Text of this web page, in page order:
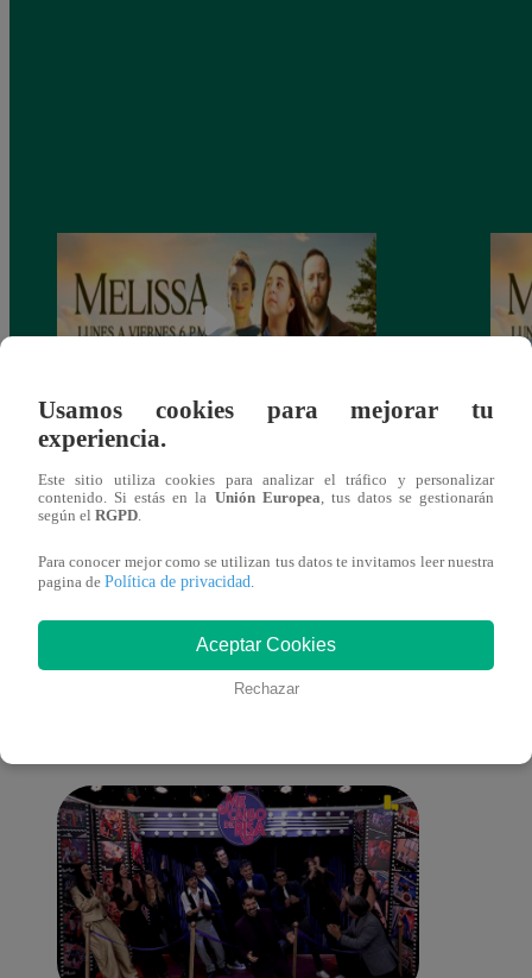
Melissa, Jueves 12 de diciembre – ver
capítulo 100 completo (online y español)
También te puede
interesar
Usamos cookies para mejorar tu
experiencia.
Este sitio utiliza cookies para analizar el tráfico y personalizar
contenido. Si estás en la Unión Europea , tus datos se gestionarán
según el RGPD
Para conocer mejor como se utilizan tus datos te invitamos leer nuestra
pagina de Política de privacidad
Aceptar Cookies
Rechazar